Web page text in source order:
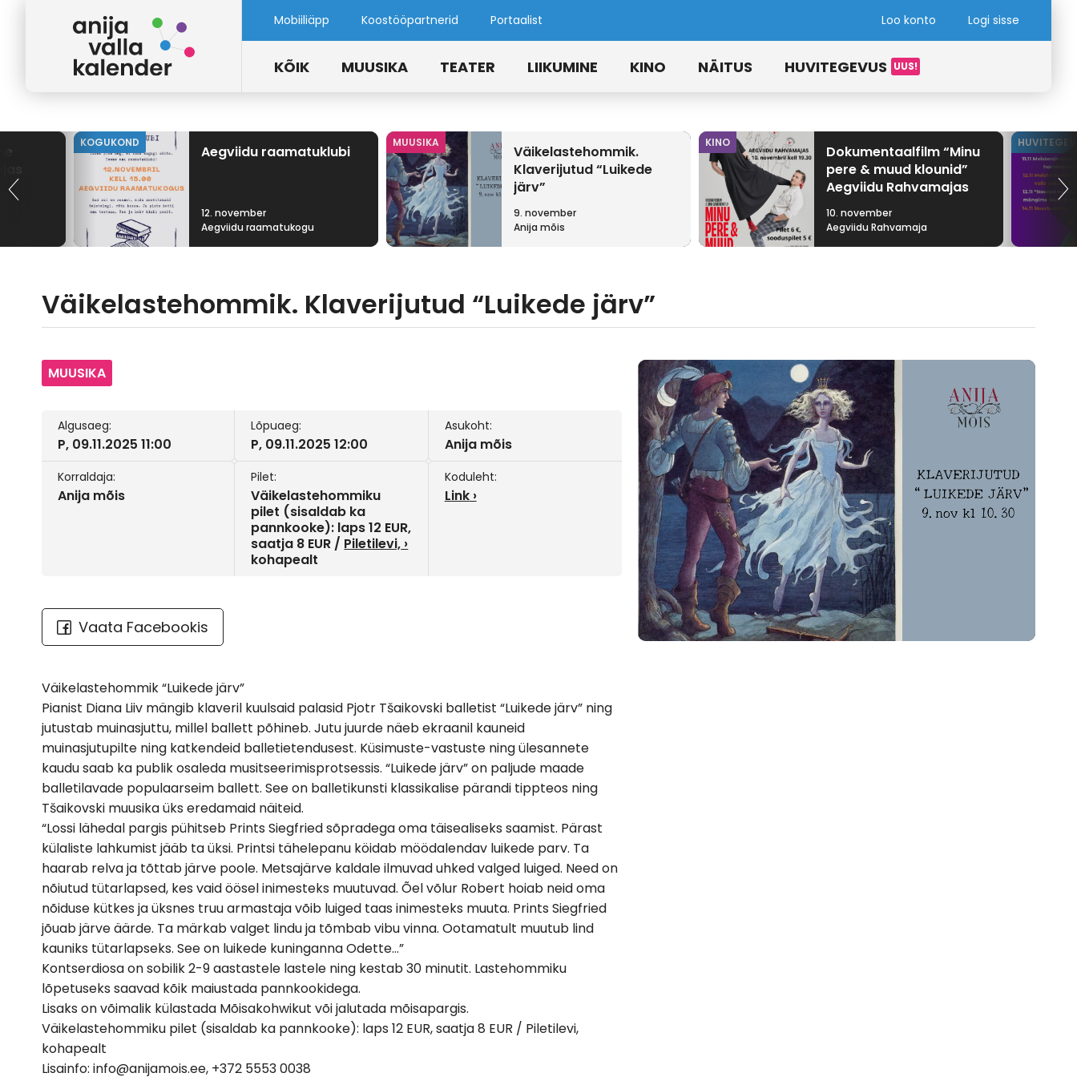
Mobiiliäpp Koostööpartnerid Portaalist Loo konto Logi sisse
KÕIK MUUSIKA TEATER LIIKUMINE KINO NÄITUS HUVITEGEVUS
KOGUKOND
Aegviidu raamatuklubi
12. november
Aegviidu raamatukogu
MUUSIKA
Väikelastehommik.
Klaverijutud “Luikede
järv”
9. november
Anija mõis
KINO
Dokumentaalfilm “Minu
pere & muud klounid”
Aegviidu Rahvamajas
10. november
Aegviidu Rahvamaja
Väikelastehommik. Klaverijutud “Luikede järv”
MUUSIKA
Algusaeg:
P, 09.11.2025 11:00
Lõpuaeg:
P, 09.11.2025 12:00
Asukoht:
Anija mõis
Korraldaja:
Anija mõis
Pilet:
Väikelastehommiku
pilet (sisaldab ka
pannkooke): laps 12 EUR,
saatja 8 EUR / Piletilevi,
kohapealt
Koduleht:
Link
Vaata Facebookis
Väikelastehommik “Luikede järv”
Pianist Diana Liiv mängib klaveril kuulsaid palasid Pjotr Tšaikovski balletist “Luikede järv” ning
jutustab muinasjuttu, millel ballett põhineb. Jutu juurde näeb ekraanil kauneid
muinasjutupilte ning katkendeid balletietendusest. Küsimuste-vastuste ning ülesannete
kaudu saab ka publik osaleda musitseerimisprotsessis. “Luikede järv” on paljude maade
balletilavade populaarseim ballett. See on balletikunsti klassikalise pärandi tippteos ning
Tšaikovski muusika üks eredamaid näiteid.
“Lossi lähedal pargis pühitseb Prints Siegfried sõpradega oma täisealiseks saamist. Pärast
külaliste lahkumist jääb ta üksi. Printsi tähelepanu köidab möödalendav luikede parv. Ta
haarab relva ja tõttab järve poole. Metsajärve kaldale ilmuvad uhked valged luiged. Need on
nõiutud tütarlapsed, kes vaid öösel inimesteks muutuvad. Õel võlur Robert hoiab neid oma
nõiduse kütkes ja üksnes truu armastaja võib luiged taas inimesteks muuta. Prints Siegfried
jõuab järve äärde. Ta märkab valget lindu ja tõmbab vibu vinna. Ootamatult muutub lind
kauniks tütarlapseks. See on luikede kuninganna Odette…”
Kontserdiosa on sobilik 2-9 aastastele lastele ning kestab 30 minutit. Lastehommiku
lõpetuseks saavad kõik maiustada pannkookidega.
Lisaks on võimalik külastada Mõisakohwikut või jalutada mõisapargis.
Väikelastehommiku pilet (sisaldab ka pannkooke): laps 12 EUR, saatja 8 EUR / Piletilevi,
kohapealt
Lisainfo: info@anijamois.ee, +372 5553 0038